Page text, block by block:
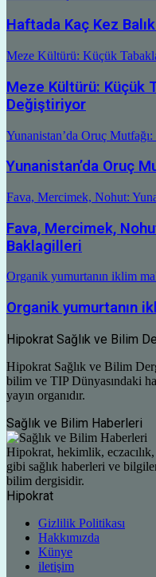
Haftada Kaç Kez
Meze Kültürü: Küçük
Meze Kültürü: Küçük
Değiştiriyor
Yunanistan’da Oruç
Yunanistan’da Oruç
Fava, Mercimek, Nohut:
Fava, Mercimek,
Baklagilleri
Organik yumurtanın iklim
Organik yumurtanın
Hipokrat Sağlık ve Bilim
Hipokrat Sağlık ve Bilim
bilim ve TIP Dünyasındaki
yayın organıdır.
Sağlık ve Bilim Haberleri
Hipokrat, hekimlik,
gibi sağlık haberleri ve
bilim dergisidir.
Hipokrat
Gizlilik Politikası
Hakkımızda
Künye
iletişim